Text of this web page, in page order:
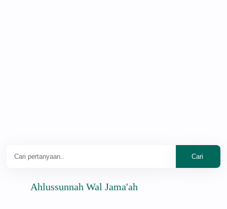
Ahlussunnah Wal Jama'ah